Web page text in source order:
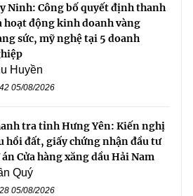
Ninh: Công bố quyết định thanh
hoạt động kinh doanh vàng
sức, mỹ nghệ tại 5 doanh
Huyền
05/08/2026
tra tỉnh Hưng Yên: Kiến nghị
hồi đất, giấy chứng nhận đầu tư
Cửa hàng xăng dầu Hải Nam
Quý
05/08/2026